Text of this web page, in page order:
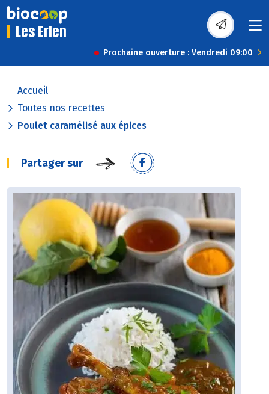
Les Erlen
Prochaine ouverture : Vendredi 09:00
Accueil
Toutes nos recettes
Poulet caramélisé aux épices
Partager sur